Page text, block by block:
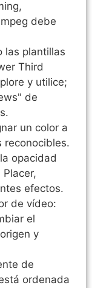
debe
las plantillas
Third
y utilice;
de
un color a
reconocibles.
opacidad
efectos.
de vídeo:
el
y
de
ordenada